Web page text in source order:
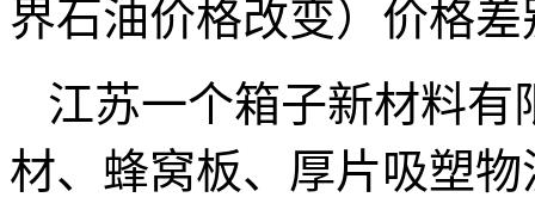
界石油价格改变）价格
江苏一个箱子新材料有
材、蜂窝板、厚片吸塑